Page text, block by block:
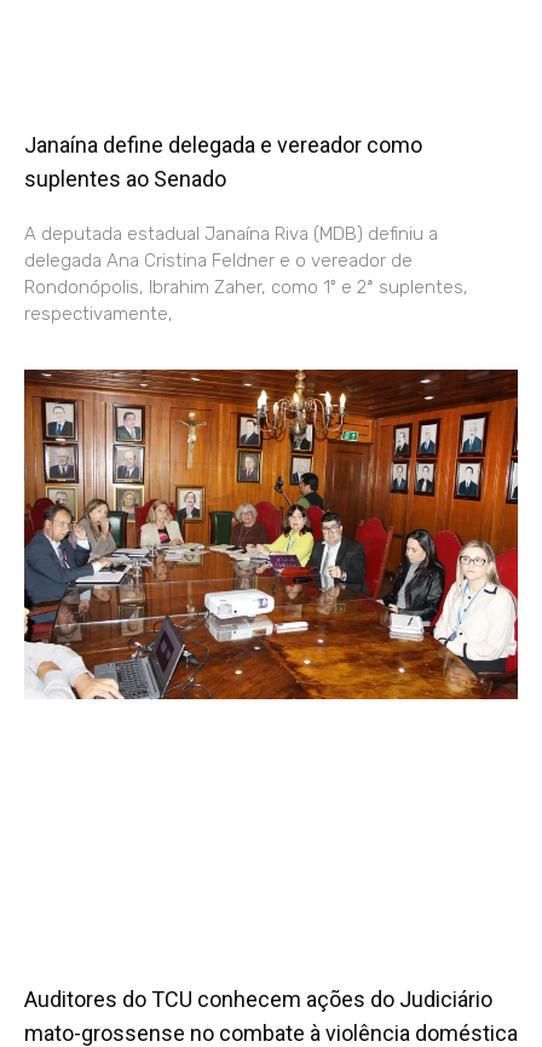
Janaína define delegada e vereador como
suplentes ao Senado
A deputada estadual Janaína Riva (MDB) definiu a
delegada Ana Cristina Feldner e o vereador de
Rondonópolis, Ibrahim Zaher, como 1º e 2ª suplentes,
respectivamente,
Auditores do TCU conhecem ações do Judiciário
mato-grossense no combate à violência doméstica